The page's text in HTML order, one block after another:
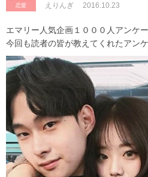
恋愛 えりんぎ 2016.10.23
エマリー人気企画１０００人アンケ
今回も読者の皆が教えてくれたアン